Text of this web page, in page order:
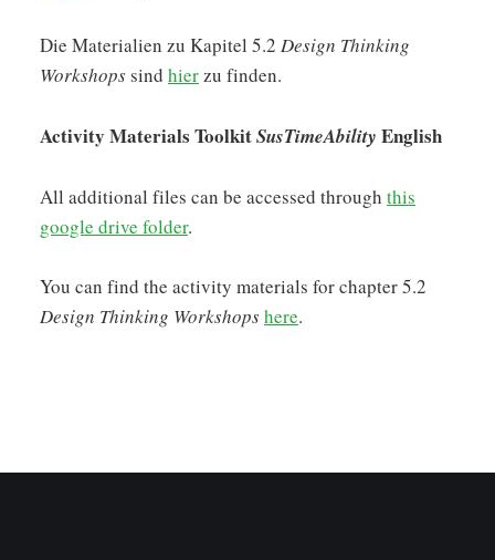
Die Materialien zu Kapitel 5.2 Design Thinking
Workshopssind hierzu finden.
Activity Materials ToolkitSusTimeAbility English
All additional files can be accessed through this
google drive folder.
You can find the activity materials for chapter 5.2
Design Thinking Workshopshere.